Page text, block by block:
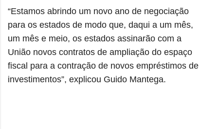
“Estamos abrindo um novo ano de negociação
para os estados de modo que, daqui a um mês,
um mês e meio, os estados assinarão com a
União novos contratos de ampliação do espaço
fiscal para a contração de novos empréstimos de
investimentos”, explicou Guido Mantega.